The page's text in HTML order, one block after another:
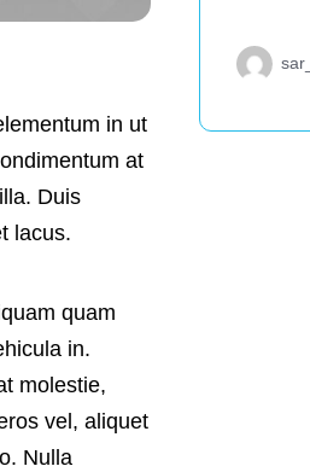
in ut
at
Duis
lacus.
quam
in.
molestie,
vel, aliquet
Nulla